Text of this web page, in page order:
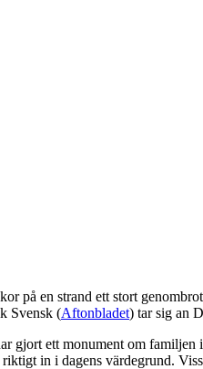
på en strand ett stort
Svensk (Aftonbladet) tar sig an
gjort ett monument om
in i dagens värdegrund.